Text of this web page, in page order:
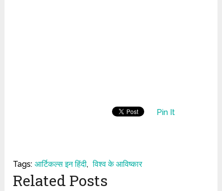
Pin It
Tags: आर्टिकल्स इन हिंदी, विश्व के आविष्कार
Related Posts